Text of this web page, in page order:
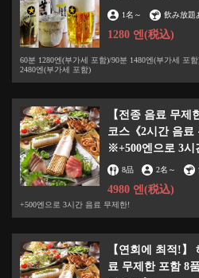
1名 ～ 飲み放題
1280 엔(税込)
60분 1280엔(부가세 포함)/90분 1480엔(부가세 포
2480엔(부가세 포함)
【전종 음료 무
코스《2시간 음료
※+500엔으로 3시
8品 2名 ～
4980 엔(税込)
+500엔으로 3시간 음료 무제한!
【연회에 최적!
료 무제한 포함 8